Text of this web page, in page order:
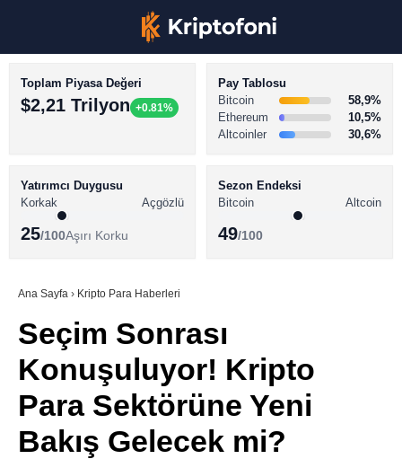
TikTok
BİTCOİN HABERLERİ
ALTCOİN HABERLERİ
SÖZLÜK
Toplam Piyasa Değeri
$2,21 Trilyon +0.81%
Pay Tablosu
Bitcoin
58,9%
Ethereum
10,5%
Altcoinler
30,6%
Yatırımcı Duygusu
Korkak
Açgözlü
25/100Aşırı Korku
Sezon Endeksi
Bitcoin
Altcoin
49/100
Ana Sayfa › Kripto Para Haberleri
Seçim Sonrası
Konuşuluyor! Kripto
Para Sektörüne Yeni
Bakış Gelecek mi?